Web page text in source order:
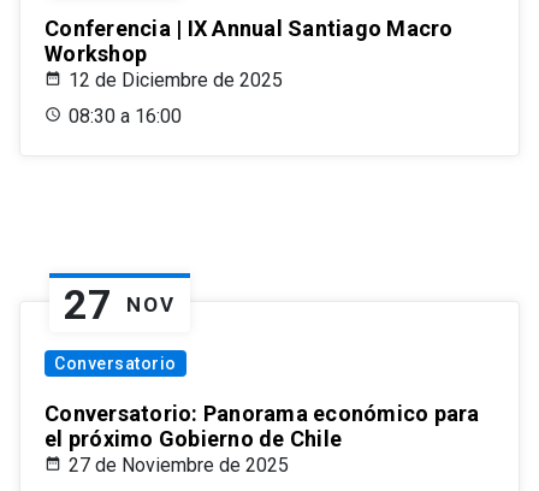
Conferencia | IX Annual Santiago Macro
Workshop
12 de Diciembre de 2025
08:30 a 16:00
27 NOV
Conversatorio
Conversatorio: Panorama económico para
el próximo Gobierno de Chile
27 de Noviembre de 2025